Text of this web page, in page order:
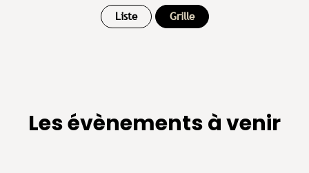
Liste Grille
Les évènements à venir